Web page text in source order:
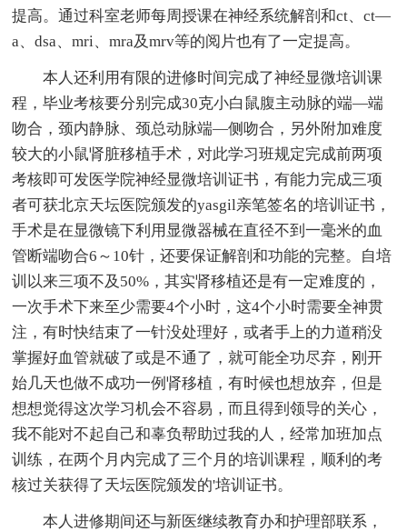
提高。通过科室老师每周授课在神经系统解剖和ct、ct—
a、dsa、mri、mra及mrv等的阅片也有了一定提高。
本人还利用有限的进修时间完成了神经显微培训课
程，毕业考核要分别完成30克小白鼠腹主动脉的端—端
吻合，颈内静脉、颈总动脉端—侧吻合，另外附加难度
较大的小鼠肾脏移植手术，对此学习班规定完成前两项
考核即可发医学院神经显微培训证书，有能力完成三项
者可获北京天坛医院颁发的yasgil亲笔签名的培训证书，
手术是在显微镜下利用显微器械在直径不到一毫米的血
管断端吻合6～10针，还要保证解剖和功能的完整。自培
训以来三项不及50%，其实肾移植还是有一定难度的，
一次手术下来至少需要4个小时，这4个小时需要全神贯
注，有时快结束了一针没处理好，或者手上的力道稍没
掌握好血管就破了或是不通了，就可能全功尽弃，刚开
始几天也做不成功一例肾移植，有时候也想放弃，但是
想想觉得这次学习机会不容易，而且得到领导的关心，
我不能对不起自己和辜负帮助过我的人，经常加班加点
训练，在两个月内完成了三个月的培训课程，顺利的考
核过关获得了天坛医院颁发的'培训证书。
本人进修期间还与新医继续教育办和护理部联系，